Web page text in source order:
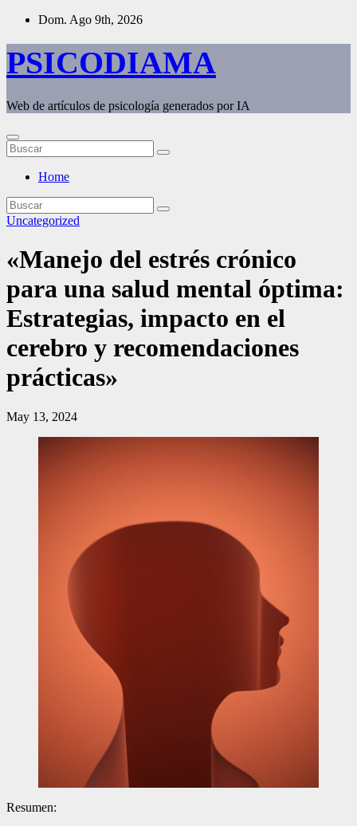
Saltar
contenido
Dom. Ago 9th, 2026
PSICODIAMA
Web de artículos de psicología generados por IA
Home
Uncategorized
«Manejo del estrés crónico
para una salud mental óptima:
Estrategias, impacto en el
cerebro y recomendaciones
prácticas»
May 13, 2024
Resumen: